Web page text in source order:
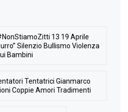
13 19 Aprile
Silenzio Bullismo Violenza
Bambini
Tentatrici Gianmarco
Coppie Amori Tradimenti